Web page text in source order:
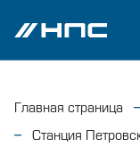
Главная страница
Станция